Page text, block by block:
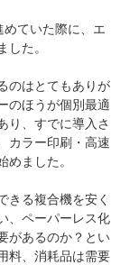
ていた際に、エ
た。
のはとてもありが
のほうが個別最適
り、すでに導入さ
カラー印刷・高速
ました。
きる複合機を安く
、ペーパーレス化
があるのか？とい
料、消耗品は需要